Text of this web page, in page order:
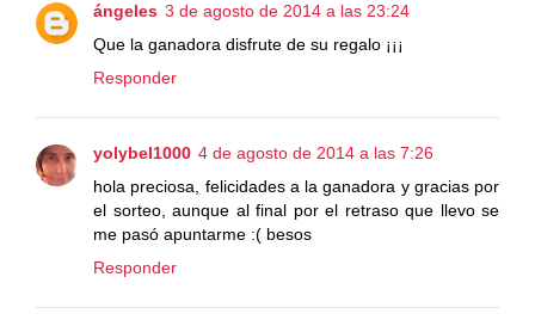
ángeles 3 de agosto de 2014 a las 23:24
Que la ganadora disfrute de su regalo ¡¡¡
Responder
yolybel1000 4 de agosto de 2014 a las 7:26
hola preciosa, felicidades a la ganadora y gracias por
el sorteo, aunque al final por el retraso que llevo se
me pasó apuntarme :( besos
Responder